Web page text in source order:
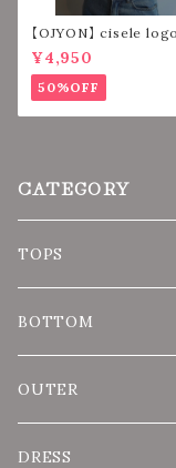
【OJYON】 cisele
ORY】
¥4,950
50%OFF
CATEGORY
TOPS
BOTTOM
OUTER
DRESS